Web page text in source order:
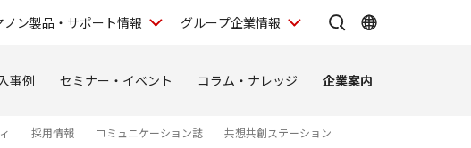
ノン製品・サポート情報 グループ企業情報
事例 セミナー・イベント コラム・ナレッジ 企業案内
採用情報 コミュニケーション誌 共想共創ステーション